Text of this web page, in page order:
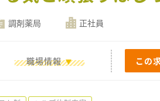
調剤薬局 正社員
職場情報 この